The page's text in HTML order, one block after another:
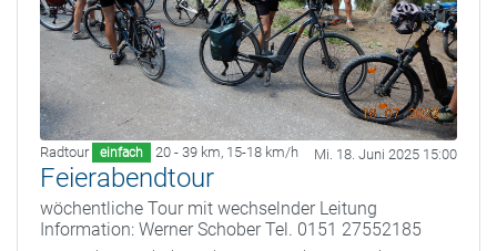
Radtour einfach 20 - 39 km, 15-18 km/h Mi. 18. Juni 2025 15:00
Feierabendtour
wöchentliche Tour mit wechselnder Leitung
Information: Werner Schober Tel. 0151 27552185